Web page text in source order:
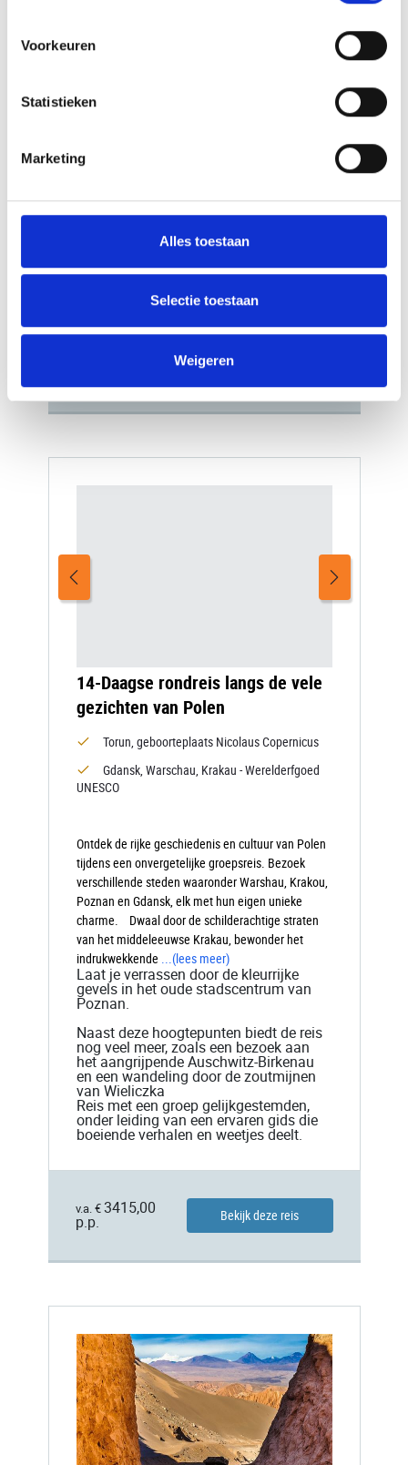
Voorkeuren
Statistieken
Marketing
Alles toestaan
Selectie toestaan
Weigeren
wordt ondergedompeld in de cultuur, geschiedenis
Na het verkennen van de rijke erfgoed
van Oezbekistan, reist u verder naar het
door majestueuze bergen en
adembenemende natuurparken. Van
opdoemende boomstammen tot de
serene Kolsai Meren, deze reis biedt een
natuur. We beloven u de mooiste
schatten van Centraal-Azië!
Bekijk deze reis
14-Daagse rondreis langs de vele
gezichten van Polen
Torun, geboorteplaats Nicolaus Copernicus
Gdansk, Warschau, Krakau - Werelderfgoed
UNESCO
Ontdek de rijke geschiedenis en cultuur van Polen
tijdens een onvergetelijke groepsreis. Bezoek
verschillende steden waaronder Warshau, Krakou,
Poznan en Gdansk, elk met hun eigen unieke
charme. Dwaal door de schilderachtige straten
van het middeleeuwse Krakau, bewonder het
indrukwekkende ...(lees meer)
Laat je verrassen door de kleurrijke
gevels in het oude stadscentrum van
Poznan.
Naast deze hoogtepunten biedt de reis
nog veel meer, zoals een bezoek aan
het aangrijpende Auschwitz-Birkenau
en een wandeling door de zoutmijnen
van Wieliczka
Reis met een groep gelijkgestemden,
onder leiding van een ervaren gids die
boeiende verhalen en weetjes deelt.
v.a. € 3415,00
p.p.
Bekijk deze reis